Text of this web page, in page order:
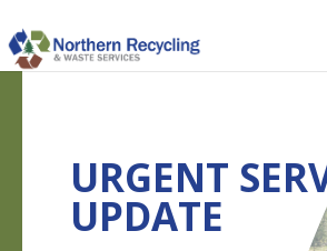
URGENT
UPDATE